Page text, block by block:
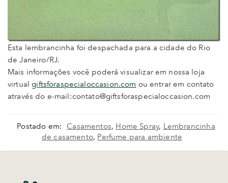
Esta lembrancinha foi despachada para a cidade do Rio
de Janeiro/RJ.
Mais informações você poderá visualizar em nossa loja
virtualgiftsforaspecialoccasion.com ou entrar em contato
através do e-mail:contato@giftsforaspecialoccasion.com
Postado em: Casamentos, Home Spray, Lembrancinha
de casamento, Perfume para ambiente